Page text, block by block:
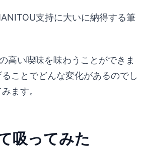
支持に大いに納得する筆
高い喫味を味わうことができま
ことでどんな変化があるのでし
ます。
吸ってみた